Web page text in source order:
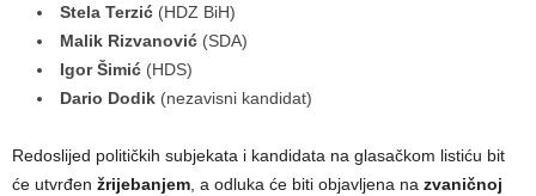
Stela Terzić (HDZ BiH)
Malik Rizvanović (SDA)
Igor Šimić (HDS)
Dario Dodik (nezavisni kandidat)
Redoslijed političkih subjekata i kandidata na glasačkom listiću bit
će utvrđen žrijebanjem, a odluka će biti objavljena na zvaničnoj